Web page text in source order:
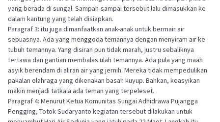
yang berada di sungal. Sampah-sampai tersebut lalu dimasukkan ke
dalam kantung yang telah disiapkan.
Paragraf 3: itu juga dimanfaatkan anak-anak untuk bermair air
sepuasnya. Ada yang menggoda temannya dengan menyiram air ke
tubuh temannya. Yang disiran pun tidak marah, justru sebaliknya
tertawa dan gantian membalas ulah temannya. Ada pula yang maah
asyik berendam di aliran air yang jernih. Mereka tidak mempedulikan
pakalan olahraga yang dikenakan basah kuyup. Bahkan, keasyikan
makin menjadi tatkala ada teman yang terpeleset.
Paragraf 4: Menurut Ketua Komunitas Sungai Adhidrawa Pujangga
Pengging, Totok Sudaryanto kegiatan tersebut dilakukan untuk